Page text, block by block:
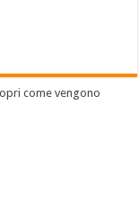
come vengono